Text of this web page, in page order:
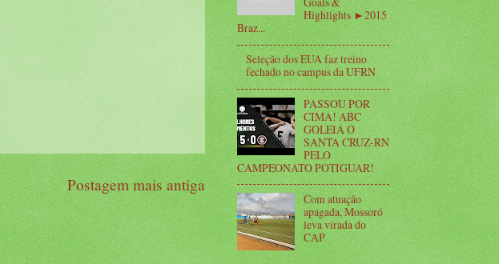
Postagem mais antiga
Highlights ►2015
Braz...
Seleção dos EUA faz treino
fechado no campus da UFRN
PASSOU POR
CIMA! ABC
GOLEIA O
SANTA CRUZ-RN
PELO
CAMPEONATO POTIGUAR!
Com atuação
apagada, Mossoró
leva virada do
CAP